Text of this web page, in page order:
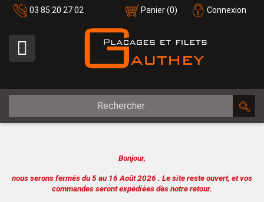
03 85 20 27 02 Connexion
Panier(0)

Bonjour,
nous serons fermés du 5 au 16 Août 2026 . Le site reste ouvert, et vos
commandes seront expédiées dès notre retour.